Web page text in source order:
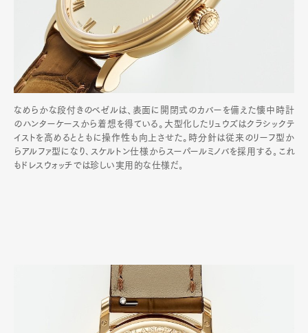
なめらかな段付きのベゼルは、表面に開閉式のカバーを備えた懐中時計
のハンターケースから着想を得ている。大型化したリュウズはクラシックテ
イストを高めるとともに操作性も向上させた。時分針は従来のリーフ型か
らアルファ型になり､スケルトン仕様からスーパールミノバを採用する｡これ
もドレスウォッチでは珍しい実用的な仕様だ｡